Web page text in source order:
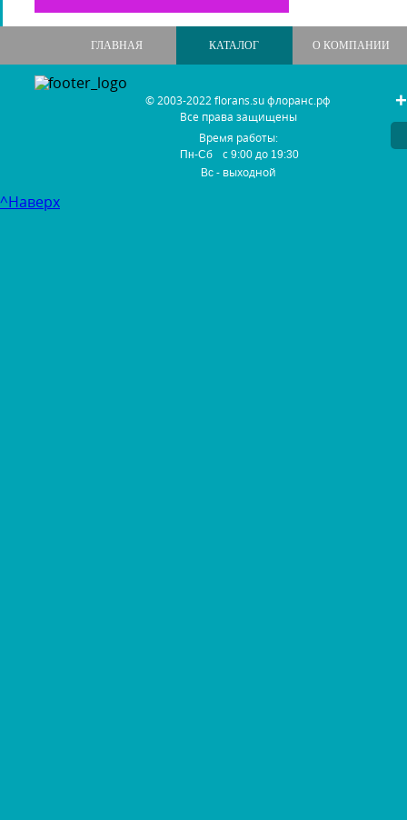
ГЛАВНАЯ КАТАЛОГ О КОМПАНИИ
© 2003-2022 florans.su флоранс.рф
Все права защищены
Время работы:
Пн-Сб с9:00 до 19:30
Вс - выходной
^Наверх